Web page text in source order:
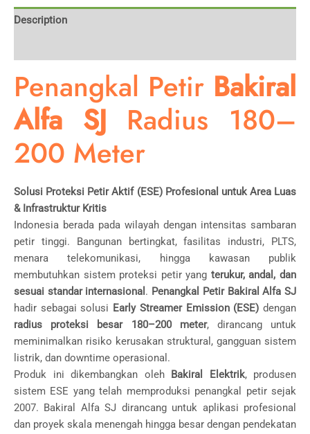
Description
Penangkal Petir Bakiral
Alfa SJ Radius 180–
200 Meter
Solusi Proteksi Petir Aktif (ESE) Profesional untuk Area Luas
& Infrastruktur Kritis
Indonesia berada pada wilayah dengan intensitas sambaran
petir tinggi. Bangunan bertingkat, fasilitas industri, PLTS,
menara telekomunikasi, hingga kawasan publik
membutuhkan sistem proteksi petir yang terukur, andal, dan
sesuai standar internasional . Penangkal Petir Bakiral Alfa SJ
hadir sebagai solusi Early Streamer Emission (ESE) dengan
radius proteksi besar 180–200 meter, dirancang untuk
meminimalkan risiko kerusakan struktural, gangguan sistem
listrik, dan downtime operasional.
Produk ini dikembangkan oleh Bakiral Elektrik, produsen
sistem ESE yang telah memproduksi penangkal petir sejak
2007. Bakiral Alfa SJ dirancang untuk aplikasi profesional
dan proyek skala menengah hingga besar dengan pendekatan